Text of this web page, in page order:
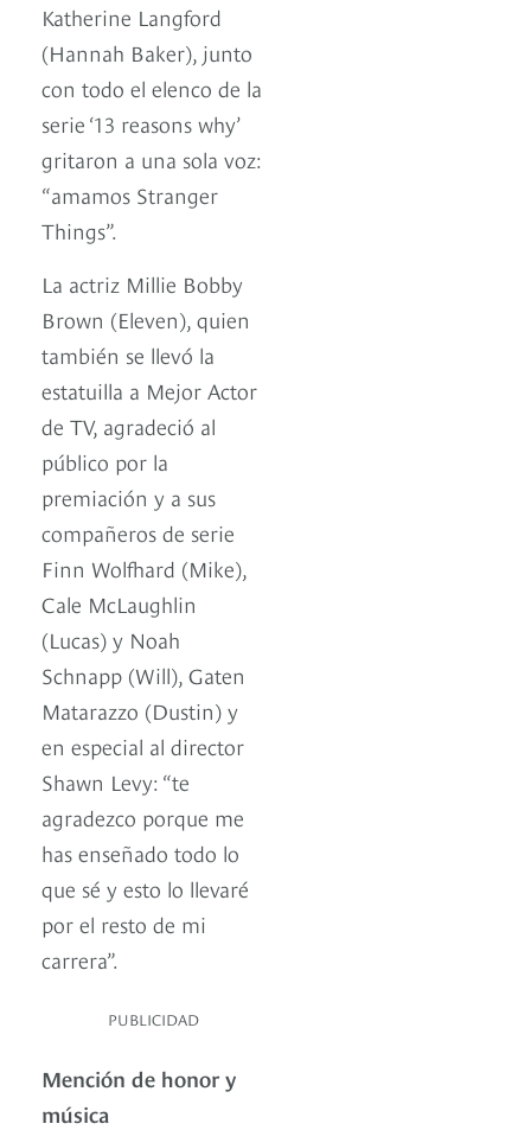
Katherine Langford
(Hannah Baker), junto
con todo el elenco de la
serie ‘13 reasons why’
gritaron a una sola voz:
“amamos Stranger
Things”.
La actriz Millie Bobby
Brown (Eleven), quien
también se llevó la
estatuilla a Mejor Actor
de TV, agradeció al
público por la
premiación y a sus
compañeros de serie
Finn Wolfhard (Mike),
Cale McLaughlin
(Lucas) y Noah
Schnapp (Will), Gaten
Matarazzo (Dustin) y
en especial al director
Shawn Levy: “te
agradezco porque me
has enseñado todo lo
que sé y esto lo llevaré
por el resto de mi
carrera”.
PUBLICIDAD
Mención de honor y
música